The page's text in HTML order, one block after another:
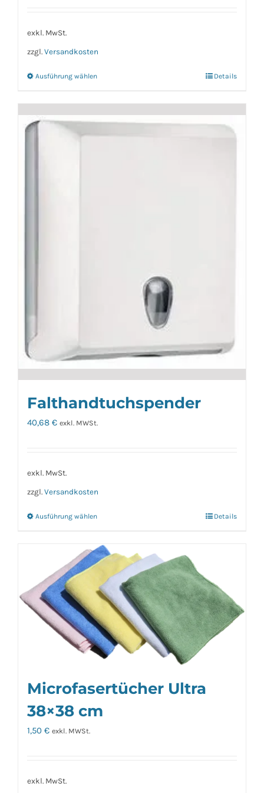
exkl. MwSt.
zzgl. Versandkosten
Ausführung wählenDieses
Details
Falthandtuchspender
40,68 € exkl. MWSt.
exkl. MwSt.
zzgl. Versandkosten
Ausführung wählenDieses
weist
mehrere
Varianten
auf.
Die
Optionen
können
der
gewählt
Details
Microfasertücher Ultra
38×38 cm
1,50 € exkl. MWSt.
exkl. MwSt.